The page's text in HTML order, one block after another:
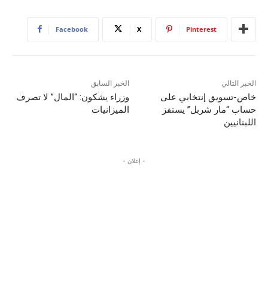
Facebook X Pinterest
الخبر السابق
وزراء يشكون: “المال” لا تصرف
الميزانيات
الخبر التالي
خاص-تسويق إنتخابي على
حساب “مار شربل” يستفز
اللبنانيين
- إعلان -